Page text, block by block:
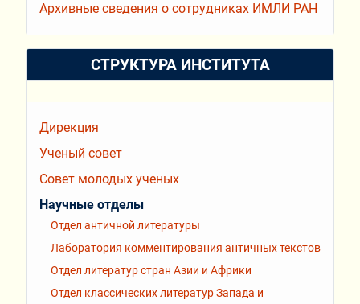
Архивные сведения о сотрудниках ИМЛИ РАН
СТРУКТУРА ИНСТИТУТА
Дирекция
Ученый совет
Совет молодых ученых
Научные отделы
Отдел античной литературы
Лаборатория комментирования античных текстов
Отдел литератур стран Азии и Африки
Отдел классических литератур Запада и